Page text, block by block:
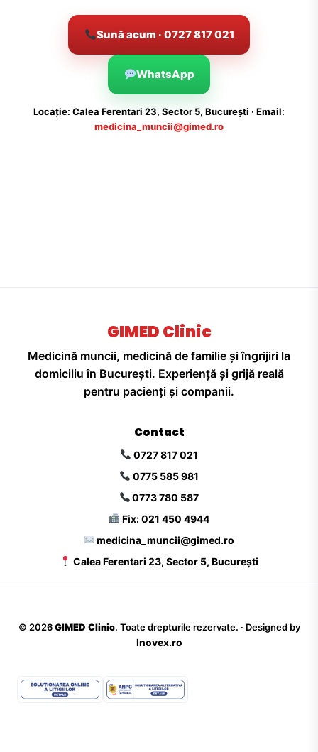
Sună acum · 0727 817 021
WhatsApp
Locație: Calea Ferentari 23, Sector 5, București · Email:
medicina_muncii@gimed.ro
GIMED Clinic
Medicină muncii, medicină de familie și îngrijiri la
domiciliu în București. Experiență și grijă reală
pentru pacienți și companii.
Contact
0727 817 021
0775 585 981
0773 780 587
Fix: 021 450 4944
medicina_muncii@gimed.ro
Calea Ferentari 23, Sector 5, București
© 2026 GIMED Clinic. Toate drepturile rezervate. · Designed by
Inovex.ro